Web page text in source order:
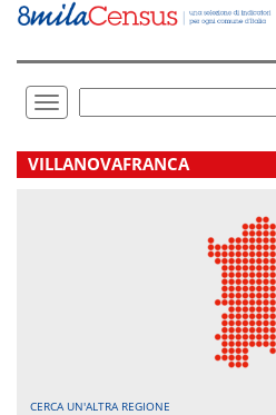
Vai
direttamente
Toggle
navigation
.
VILLANOVAFRANCA
CERCA UN'ALTRA REGIONE